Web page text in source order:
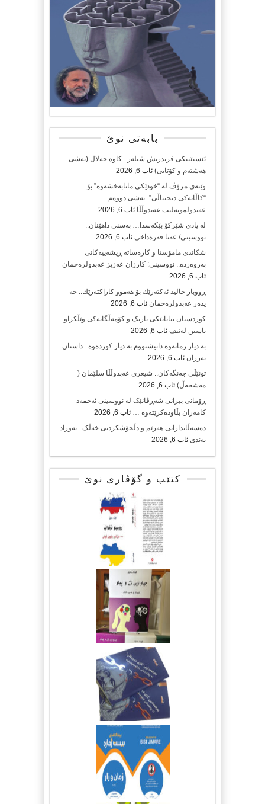
بابەتی نوێ
ئێستێتیکی فریدریش شیلەر.. کاوە جەلال (بەشی
هەشتەم و کۆتایی) ئاب 6, 2026
وێنەی مرۆڤ لە “خودێکی مانابەخشەوە” بۆ
“کاڵایەکی دیجیتاڵی”- بەشی دووەم-..
عەبدولموتەلیب عەبدوڵڵا ئاب 6, 2026
لە یادی شێرکۆ بێکەسدا… پەسنی داهێنان..
نووسینی/ عەتا قەرەداخی ئاب 6, 2026
شکاندی مامۆستا و کارەساتە ڕیشەییەکانی
پەروەردە.. نووسینی: کارزان عەزیز عەبدولرەحمان
ئاب 6, 2026
ڕووبار خالید ئەكتەرێك بۆ هەموو كاراكتەرێك.. حه
یدەر عەبدولرەحمان ئاب 6, 2026
کوردستان بیابانێکی تاریک و کۆمەڵگایەکی وێڵکراو..
یاسین لەتیف ئاب 6, 2026
بە دیار زمانەوە دانیشتووم بە دیار کوردەوە.. داستان
بەرزان ئاب 6, 2026
تونێڵی جەنگەکان.. شیعری عەبدوڵڵا سلێمان (
مەشخەڵ) ئاب 6, 2026
ڕۆمانی بیرانی شەڕڤانێک لە نووسینی ئەحمەد
کامەران بڵاودەکرێتەوە … ئاب 6, 2026
دەسەڵاتدارانی هەرێم و دڵخۆشکردنی خەڵک.. نەوزاد
بەندی ئاب 6, 2026
کتێب و گۆڤاری نوێ